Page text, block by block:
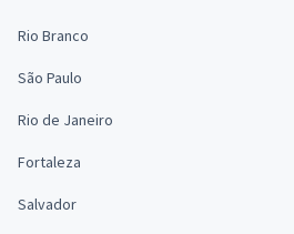
Rio Branco
São Paulo
Rio de Janeiro
Fortaleza
Salvador